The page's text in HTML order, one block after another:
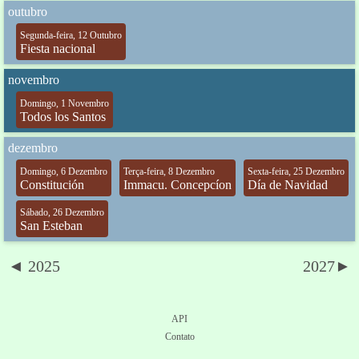
outubro
Segunda-feira, 12 Outubro
Fiesta nacional
novembro
Domingo, 1 Novembro
Todos los Santos
dezembro
Domingo, 6 Dezembro
Constitución
Terça-feira, 8 Dezembro
Immacu. Concepcíon
Sexta-feira, 25 Dezembro
Día de Navidad
Sábado, 26 Dezembro
San Esteban
◄ 2025 2027►
API
Contato